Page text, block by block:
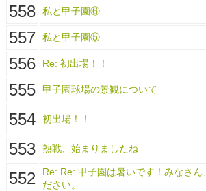
558 私と甲子園⑥
557 私と甲子園⑤
556 Re: 初出場！！
555 甲子園球場の景観について
554 初出場！！
553 熱戦、始まりましたね
552
Re: Re: 甲子園は暑いです！みなさん
ださい。